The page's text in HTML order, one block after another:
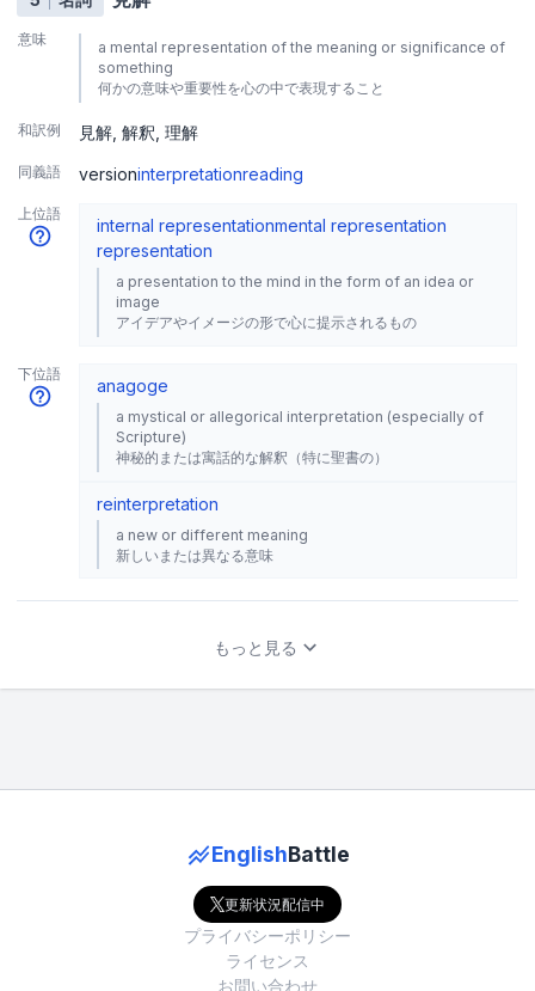
意味
a mental representation of the meaning or significance of
something
何かの意味や重要性を心の中で表現すること
和訳例 見解 解釈 理解
同義語 versioninterpretationreading
上位語
internal representationmental representation
representation
a presentation to the mind in the form of an idea or
image
アイデアやイメージの形で心に提示されるもの
下位語
anagoge
a mystical or allegorical interpretation (especially of
Scripture)
神秘的または寓話的な解釈（特に聖書の）
reinterpretation
a new or different meaning
新しいまたは異なる意味
もっと見る
EnglishBattle
更新状況配信中
プライバシーポリシー
ライセンス
お問い合わせ